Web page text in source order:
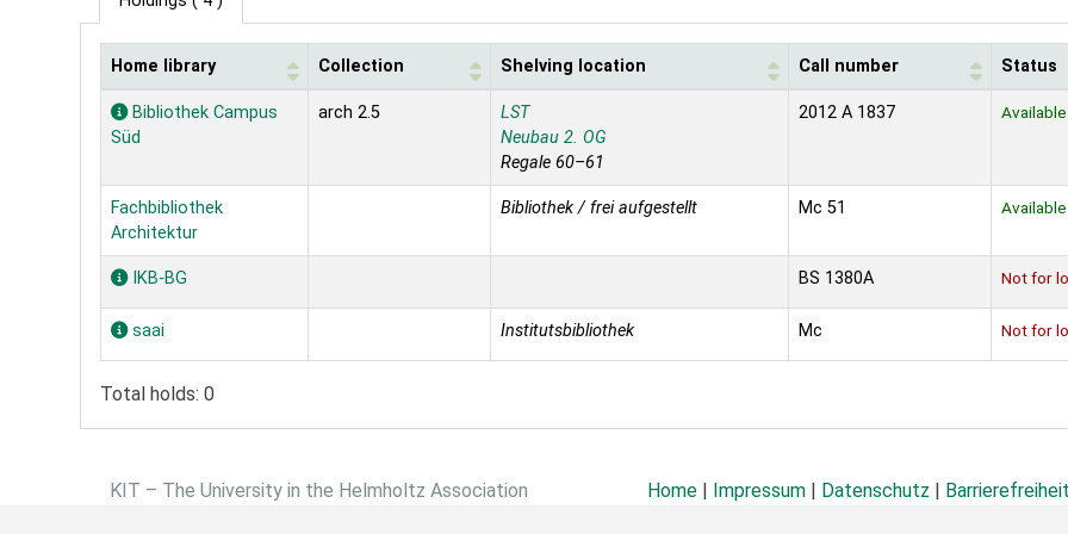
Holdings
Home library Collection Shelving location Call number Status
Bibliothek Campus
Süd
arch 2.5
LST
Neubau 2. OG
Regale 60–61
2012 A 1837 Available
Fachbibliothek
Architektur
Bibliothek / frei aufgestellt Mc 51 Available
IKB-BG BS 1380A Not for
saai Institutsbibliothek Mc Not for
Total holds: 0
KIT – The University in the Helmholtz Association Home | Impressum | Datenschutz | Barrierefreiheit